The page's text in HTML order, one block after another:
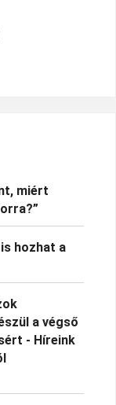
miért
hozhat a
a végső
- Híreink